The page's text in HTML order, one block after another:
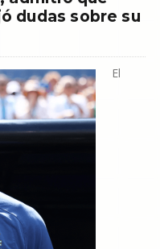
dudas sobre su
El